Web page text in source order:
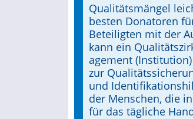
Qualitätsmängel
besten Donatoren
Beteiligten mit der
kann ein
agement
zur
und
der Menschen, die
für das tägliche